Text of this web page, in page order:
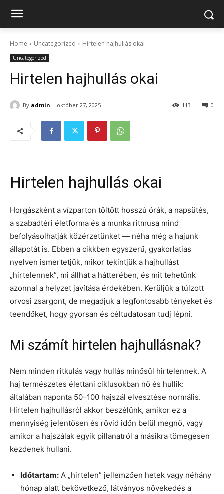
Home Uncategorized Hirtelen hajhullás okai
Uncategorized
Hirtelen hajhullás okai
By admin október 27, 2025 0
113
Hirtelen hajhullás okai
Horgászként a vízparton töltött hosszú órák, a napsütés,
a szabadtéri életforma és a munka ritmusa mind
befolyásolhatják közérzetünket — néha még a hajunk
állapotát is. Ebben a cikkben egyszerű, gyakorlatias
nyelven ismertetjük, mikor tekintjük a hajhullást
„hirtelennek”, mi állhat a hátterében, és mit tehetünk
azonnal a helyzet javítása érdekében. Kerüljük a túlzott
orvosi zsargont, de megadjuk a legfontosabb tényeket és
teendőket, hogy gyorsan és céltudatosan tudj lépni.
Mi számít hirtelen hajhullásnak?
Nem minden ritkulás vagy hullás minősül hirtelennek. A
haj természetes élettani ciklusokban nő és hullik:
általában naponta 50–100 hajszál elvesztése normális.
Hirtelen hajhullásról akkor beszélünk, amikor ez a
mennyiség jelentősen és rövid időn belül megnő, vagy
amikor a hajszálak egyik pillanatról a másikra tömegesen
kezdenek hullani.
Időtartam: A „hirtelen” jellemzően hetek vagy néhány
hónap alatt bekövetkező, látványos növekedés a